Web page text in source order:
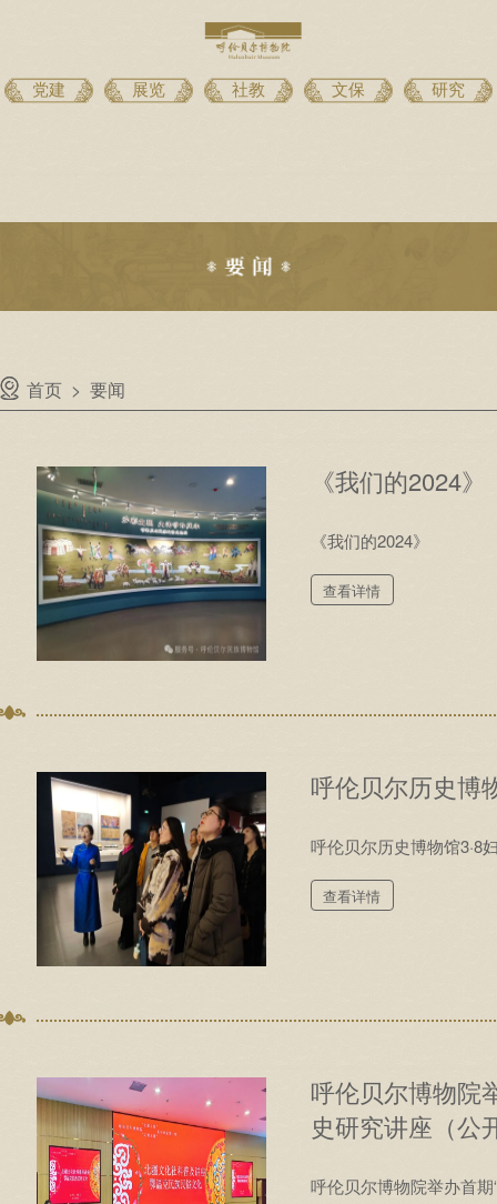
党建 展览 社教 文保 研究
首页 > 要闻
《我们的2024》
《我们的2024》
查看详情
呼伦贝尔历史博
呼伦贝尔历史博物馆3·8
查看详情
呼伦贝尔博物院
史研究讲座（公
呼伦贝尔博物院举办首